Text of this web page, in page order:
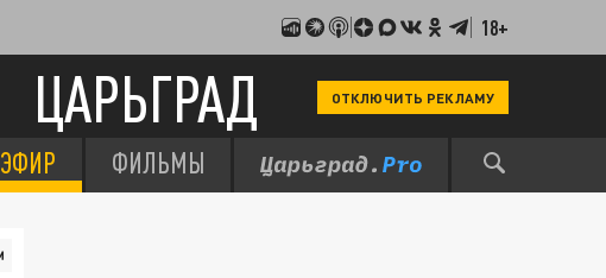
18+
ЦАРЬГРАД ОТКЛЮЧИТЬ РЕКЛАМУ
ЭФИР ФИЛЬМЫ